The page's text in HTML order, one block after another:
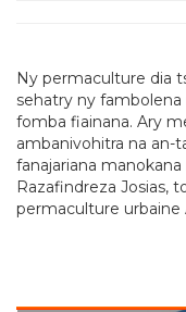
Ny permaculture dia
sehatry ny
fomba fiainana. Ary
ambanivohitra na an-
fanajariana
Razafindreza Josias,
permaculture urbaine